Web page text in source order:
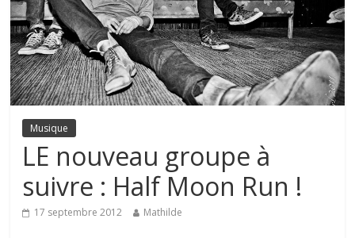
Musique
LE nouveau groupe à
suivre : Half Moon Run !
17 septembre 2012 Mathilde